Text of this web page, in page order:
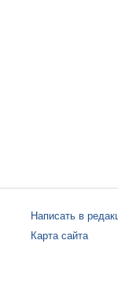
Написать в
Карта сайта